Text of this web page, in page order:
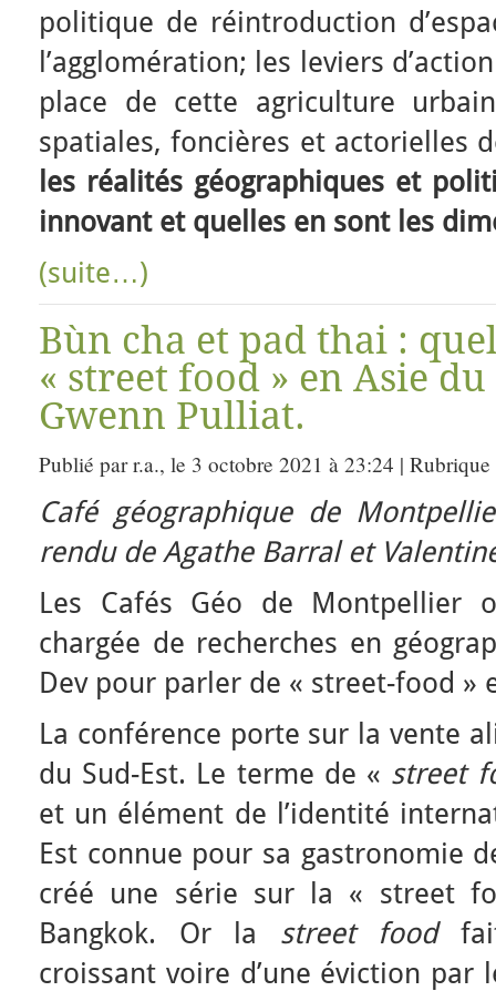
politique de réintroduction
l’agglomération; les leviers
place de cette agriculture
spatiales, foncières et actorielles
les réalités géographiques et
innovant et quelles en sont les
(suite…)
Bùn cha et pad thai :
« street food » en Asie du
Gwenn Pulliat.
Publié par r.a., le 3 octobre 2021 à 23:24 |
Café géographique de
rendu de Agathe Barral et
Les Cafés Géo de Montpellier
chargée de recherches en
Dev pour parler de « street-food »
La conférence porte sur la vente
du Sud-Est. Le terme de « street
et un élément de l’identité
Est connue pour sa gastronomie
créé une série sur la « street
Bangkok. Or la street foodfait
croissant voire d’une éviction par